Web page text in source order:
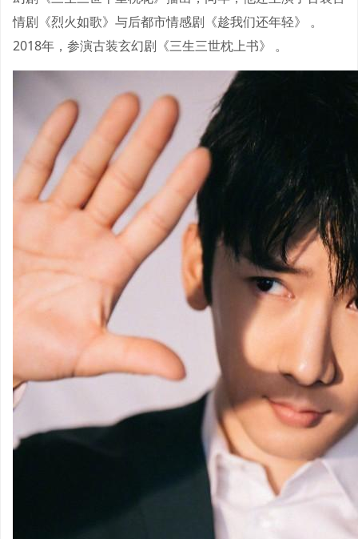
情剧《烈火如歌》与后都市情感剧《趁我们还年轻》 。
2018年，参演古装玄幻剧《三生三世枕上书》 。